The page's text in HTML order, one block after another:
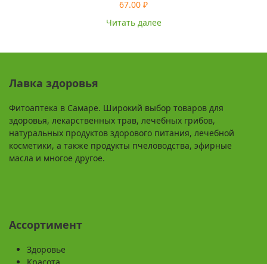
67.00 ₽
Читать далее
Лавка здоровья
Фитоаптека в Самаре. Широкий выбор товаров для
здоровья, лекарственных трав, лечебных грибов,
натуральных продуктов здорового питания, лечебной
косметики, а также продукты пчеловодства, эфирные
масла и многое другое.
Ассортимент
Здоровье